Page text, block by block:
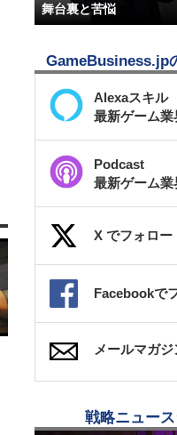
舞台裏と苦悩
GameBusiness.jp
Alexaスキル
最新ゲーム業
Podcast
最新ゲーム業
X でフォロー
Facebookで
メールマガジ
戦略ニュー